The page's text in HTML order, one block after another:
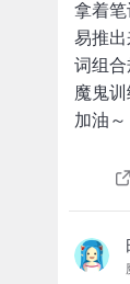
拿着
易推
词组合
魔鬼训
加油～